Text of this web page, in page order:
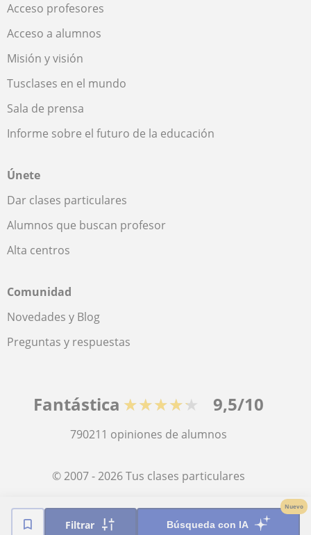
Filtrar Búsqueda con IA
Nuevo
Acceso profesores
Acceso a alumnos
Misión y visión
Tusclases en el mundo
Sala de prensa
Informe sobre el futuro de la educación
Únete
Dar clases particulares
Alumnos que buscan profesor
Alta centros
Comunidad
Novedades y Blog
Preguntas y respuestas
Fantástica ★★★★★ 9,5/10
790211 opiniones de alumnos
© 2007 - 2026 Tus clases particulares
Mapa web:Profesores particulares